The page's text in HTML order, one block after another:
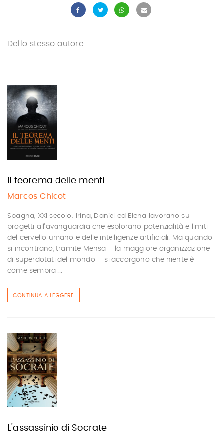
Dello stesso autore
Il teorema delle menti
Marcos Chicot
Spagna, XXI secolo: Irina, Daniel ed Elena lavorano su
progetti all’avanguardia che esplorano potenzialità e limiti
del cervello umano e delle intelligenze artificiali. Ma quando
si incontrano, tramite Mensa – la maggiore organizzazione
di superdotati del mondo – si accorgono che niente è
come sembra ...
CONTINUA A LEGGERE
L'assassinio di Socrate